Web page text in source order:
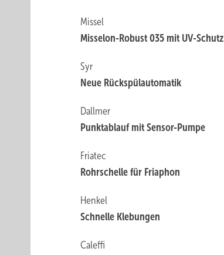
Missel
Misselon-Robust 035 mit UV-Schutz
Syr
Neue Rückspülautomatik
Dallmer
Punktablauf mit Sensor-Pumpe
Friatec
Rohrschelle für Friaphon
Henkel
Schnelle Klebungen
Caleffi